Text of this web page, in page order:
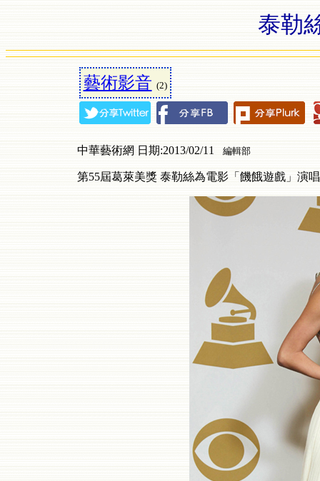
泰勒
藝術影音 (2)
中華藝術網 日期:2013/02/11 編輯部
第55屆葛萊美獎 泰勒絲為電影「饑餓遊戲」演